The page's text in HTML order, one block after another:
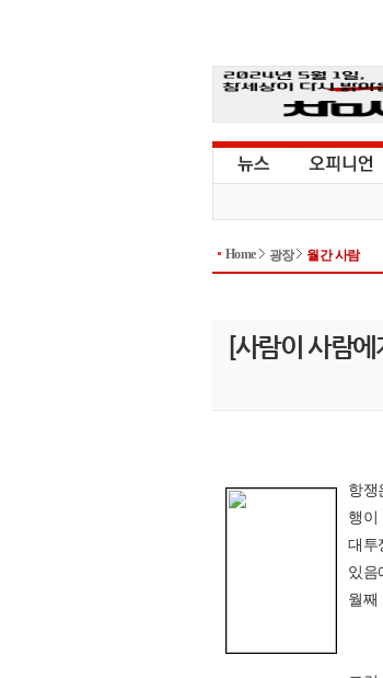
Home 광장 월간 사람
[사람이 사람
항쟁
행이
대투
있음
월째